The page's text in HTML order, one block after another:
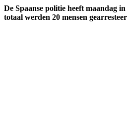
De Spaanse politie heeft maandag
totaal werden 20 mensen